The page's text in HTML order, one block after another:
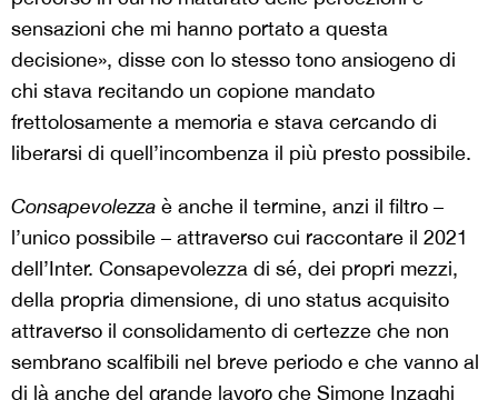
sensazioni che mi hanno portato a questa
decisione», disse con lo stesso tono ansiogeno di
chi stava recitando un copione mandato
frettolosamente a memoria e stava cercando di
liberarsi di quell’incombenza il più presto possibile.
Consapevolezza è anche il termine, anzi il filtro –
l’unico possibile – attraverso cui raccontare il 2021
dell’Inter. Consapevolezza di sé, dei propri mezzi,
della propria dimensione, di uno status acquisito
attraverso il consolidamento di certezze che non
sembrano scalfibili nel breve periodo e che vanno al
di là anche del grande lavoro che Simone Inzaghi